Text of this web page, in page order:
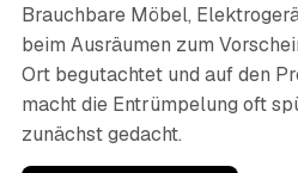
Brauchbare Möbel,
beim Ausräumen zum
Ort begutachtet und auf den
macht die Entrümpelung oft
zunächst gedacht.